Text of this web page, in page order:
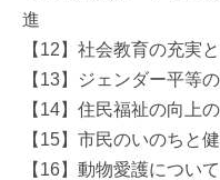
進
【12】社会教育の充実
【13】ジェンダー平等
【14】住民福祉の向上
【15】市民のいのちと
【16】動物愛護について